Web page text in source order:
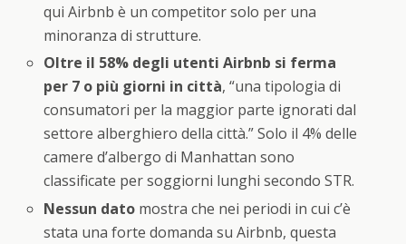
qui Airbnb è un competitor solo per una
minoranza di strutture.
Oltre il 58% degli utenti Airbnb si ferma
per 7 o più giorni in città, “una tipologia di
consumatori per la maggior parte ignorati dal
settore alberghiero della città.” Solo il 4% delle
camere d’albergo di Manhattan sono
classificate per soggiorni lunghi secondo STR.
Nessun dato mostra che nei periodi in cui c’è
stata una forte domanda su Airbnb, questa